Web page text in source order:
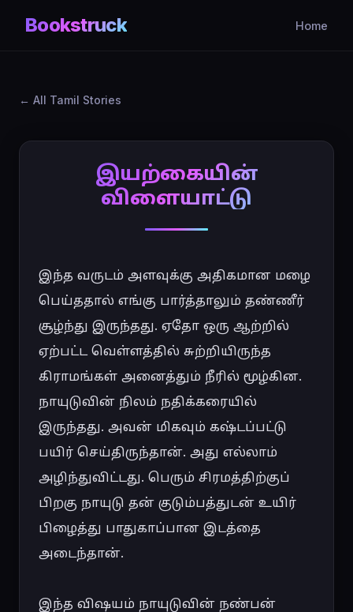
Bookstruck Home
All Tamil Stories
இயற்கையின்
விளையாட்டு
இந்த வருடம் அளவுக்கு அதிகமான மழை
பெய்ததால் எங்கு பார்த்தாலும் தண்ணீர்
சூழ்ந்து இருந்தது. ஏதோ ஒரு ஆற்றில்
ஏற்பட்ட வெள்ளத்தில் சுற்றியிருந்த
கிராமங்கள் அனைத்தும் நீரில் மூழ்கின.
நாயுடுவின் நிலம் நதிக்கரையில்
இருந்தது. அவன் மிகவும் கஷ்டப்பட்டு
பயிர் செய்திருந்தான். அது எல்லாம்
அழிந்துவிட்டது. பெரும் சிரமத்திற்குப்
பிறகு நாயுடு தன் குடும்பத்துடன் உயிர்
பிழைத்து பாதுகாப்பான இடத்தை
அடைந்தான்.
இந்த விஷயம் நாயுடுவின் நண்பன்